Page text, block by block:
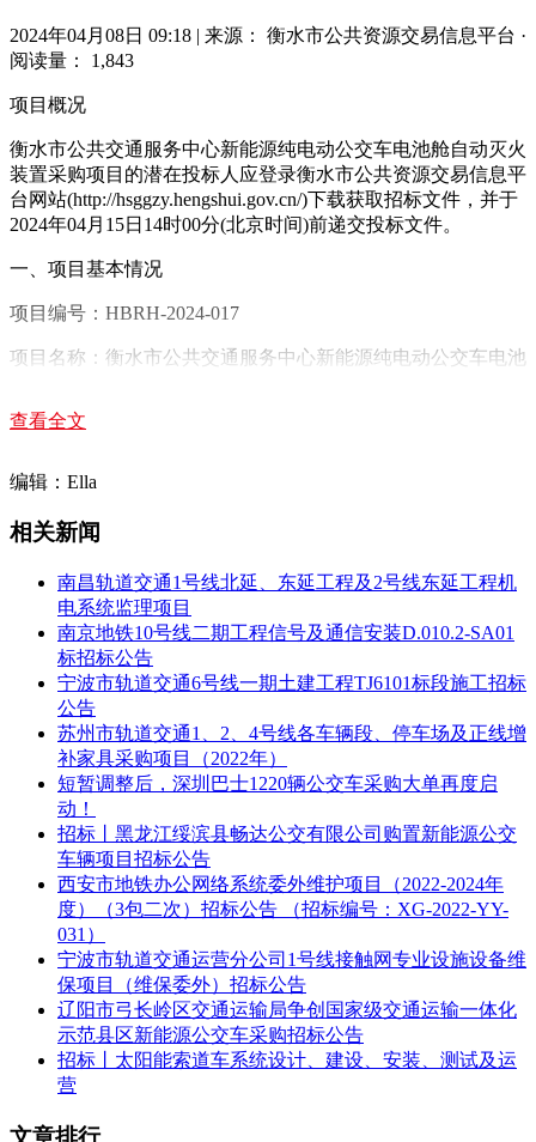
2024年04月08日 09:18 | 来源： 衡水市公共资源交易信息平台 ·
阅读量： 1,843
项目概况
衡水市公共交通服务中心新能源纯电动公交车电池舱自动灭火
装置采购项目的潜在投标人应登录衡水市公共资源交易信息平
台网站(http://hsggzy.hengshui.gov.cn/)下载获取招标文件，并于
2024年04月15日14时00分(北京时间)前递交投标文件。
一、项目基本情况
项目编号：HBRH-2024-017
项目名称：衡水市公共交通服务中心新能源纯电动公交车电池
预算金额：900000.00元
最高限价：900000.00元
采购需求：新能源纯电动公交车电池舱自动灭火装置采购
本项目(是/否)接受联合体投标：否
二、申请人的资格要求：
1.满足《中华人民共和国政府采购法》第二十二条规定;
2.落实政府采购政策需满足的资格要求：该项目为专门面向小
微企业采购的项目，政府采购促进中小企业发展管理办法、残
疾人福利性单位、监狱企业优惠政策;
3.本项目的特定资格要求：无。
三、获取招标文件
时间：2024年03月19日至 2024年03月25日，每天上午09:00至
12:00，下午12:00至17:00(北京时间，法定节假日除外)
地点：衡水市公共资源交易信息平台网站
(http://hsggzy.hengshui.gov.cn/)下载
方式：其他
查看全文
编辑：Ella
相关新闻
南昌轨道交通1号线北延、东延工程及2号线东延工程机
电系统监理项目
南京地铁10号线二期工程信号及通信安装D.010.2-SA01
标招标公告
宁波市轨道交通6号线一期土建工程TJ6101标段施工招标
公告
苏州市轨道交通1、2、4号线各车辆段、停车场及正线增
补家具采购项目（2022年）
短暂调整后，深圳巴士1220辆公交车采购大单再度启
动！
招标丨黑龙江绥滨县畅达公交有限公司购置新能源公交
车辆项目招标公告
西安市地铁办公网络系统委外维护项目（2022-2024年
度）（3包二次）招标公告 （招标编号：XG-2022-YY-
031）
宁波市轨道交通运营分公司1号线接触网专业设施设备维
保项目（维保委外）招标公告
辽阳市弓长岭区交通运输局争创国家级交通运输一体化
示范县区新能源公交车采购招标公告
招标丨太阳能索道车系统设计、建设、安装、测试及运
营
文章排行